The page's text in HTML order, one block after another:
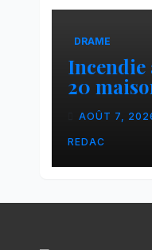
DRAME
Incendie
20
en
familles
AOÛT 7,
REDAC